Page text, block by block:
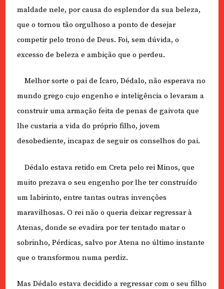
maldade nele, por causa do esplendor da sua beleza,
que o tornou tão orgulhoso a ponto de desejar
competir pelo trono de Deus. Foi, sem dúvida, o
excesso de beleza e ambição que o perdeu.
Melhor sorte o pai de Ícaro, Dédalo, não esperava no
mundo grego cujo engenho e inteligência o levaram a
construir uma armação feita de penas de gaivota que
lhe custaria a vida do próprio filho, jovem
desobediente, incapaz de seguir os conselhos do pai.
Dédalo estava retido em Creta pelo rei Minos, que
muito prezava o seu engenho por lhe ter construído
um labirinto, entre tantas outras invenções
maravilhosas. O rei não o queria deixar regressar à
Atenas, donde se evadira por ter tentado matar o
sobrinho, Pérdicas, salvo por Atena no último instante
que o transformou numa perdiz.
Mas Dédalo estava decidido a regressar com o seu filho